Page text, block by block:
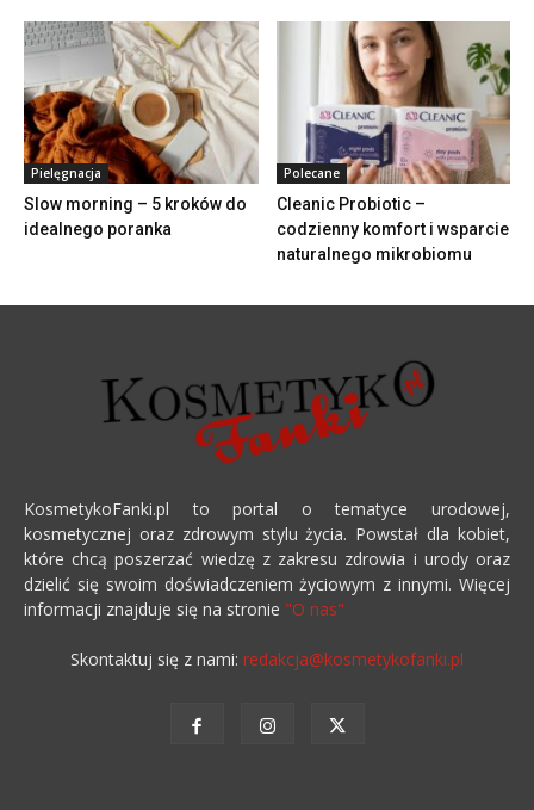
Pielęgnacja
Slow morning – 5 kroków do
idealnego poranka
Polecane
Cleanic Probiotic –
codzienny komfort i wsparcie
naturalnego mikrobiomu
KosmetykoFanki.pl to portal o tematyce urodowej,
kosmetycznej oraz zdrowym stylu życia. Powstał dla kobiet,
które chcą poszerzać wiedzę z zakresu zdrowia i urody oraz
dzielić się swoim doświadczeniem życiowym z innymi. Więcej
informacji znajduje się na stronie "O nas"
Skontaktuj się z nami: redakcja@kosmetykofanki.pl